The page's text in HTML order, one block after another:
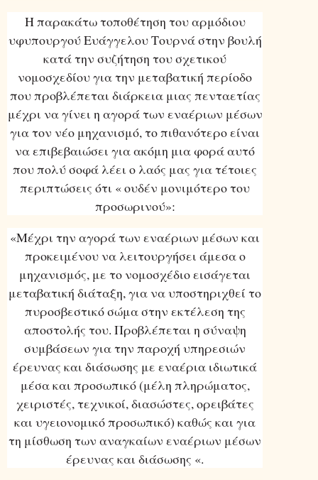
Η παρακάτω τοποθέτηση του αρμόδιου
υφυπουργού Ευάγγελου Τουρνά στην βουλή
κατά την συζήτηση του σχετικού
νομοσχεδίου για την μεταβατική περίοδο
που προβλέπεται διάρκεια μιας πενταετίας
μέχρι να γίνει η αγορά των εναέριων μέσων
για τον νέο μηχανισμό, το πιθανότερο είναι
να επιβεβαιώσει για ακόμη μια φορά αυτό
που πολύ σοφά λέει ο λαός μας για τέτοιες
περιπτώσεις ότι « ουδέν μονιμότερο του
προσωρινού»:
«Μέχρι την αγορά των εναέριων μέσων και
προκειμένου να λειτουργήσει άμεσα ο
μηχανισμός, με το νομοσχέδιο εισάγεται
μεταβατική διάταξη, για να υποστηριχθεί το
πυροσβεστικό σώμα στην εκτέλεση της
αποστολής του. Προβλέπεται η σύναψη
συμβάσεων για την παροχή υπηρεσιών
έρευνας και διάσωσης με εναέρια ιδιωτικά
μέσα και προσωπικό (μέλη πληρώματος,
χειριστές, τεχνικοί, διασώστες, ορειβάτες
και υγειονομικό προσωπικό) καθώς και για
τη μίσθωση των αναγκαίων εναέριων μέσων
έρευνας και διάσωσης «.